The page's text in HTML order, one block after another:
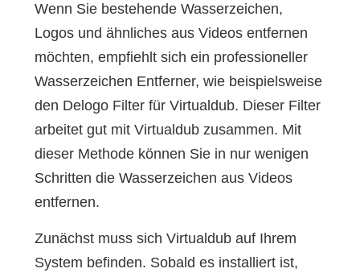
Wenn Sie bestehende Wasserzeichen,
Logos und ähnliches aus Videos entfernen
möchten, empfiehlt sich ein professioneller
Wasserzeichen Entferner, wie beispielsweise
den Delogo Filter für Virtualdub. Dieser Filter
arbeitet gut mit Virtualdub zusammen. Mit
dieser Methode können Sie in nur wenigen
Schritten die Wasserzeichen aus Videos
entfernen.
Zunächst muss sich Virtualdub auf Ihrem
System befinden. Sobald es installiert ist,